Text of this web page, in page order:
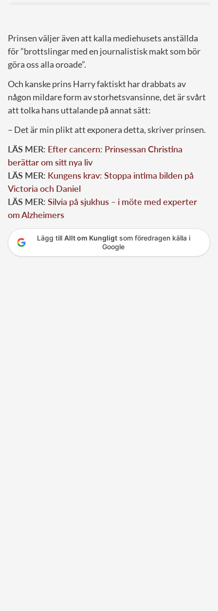
Prinsen väljer även att kalla mediehusets anställda
för ”brottslingar med en journalistisk makt som bör
göra oss alla oroade”.
Och kanske prins Harry faktiskt har drabbats av
någon mildare form av storhetsvansinne, det är svårt
att tolka hans uttalande på annat sätt:
– Det är min plikt att exponera detta, skriver prinsen.
LÄS MER: Efter cancern: Prinsessan Christina
berättar om sitt nya liv
LÄS MER: Kungens krav: Stoppa intima bilden på
Victoria och Daniel
LÄS MER: Silvia på sjukhus – i möte med experter
om Alzheimers
Lägg till Allt om Kungligtsom föredragen källa i
Google